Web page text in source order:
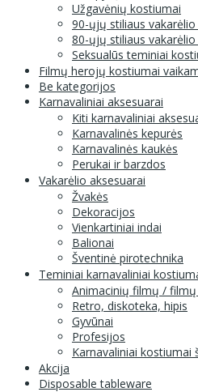
Užgavėnių kostiumai
90-ųjų stiliaus
80-ųjų stiliaus
Seksualūs teminiai
Filmų herojų kostiumai
Be kategorijos
Karnavaliniai aksesuarai
Kiti karnavaliniai
Karnavalinės kepurės
Karnavalinės kaukės
Perukai ir barzdos
Vakarėlio aksesuarai
Žvakės
Dekoracijos
Vienkartiniai indai
Balionai
Šventinė pirotechnika
Teminiai karnavaliniai
Animacinių filmų /
Retro, diskoteka, hipis
Gyvūnai
Profesijos
Karnavaliniai kostiumai
Akcija
Disposable tableware